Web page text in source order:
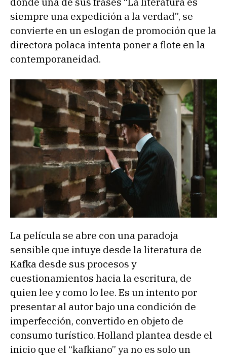
siempre una expedición a la verdad”, se
convierte en un eslogan de promoción que la
directora polaca intenta poner a flote en la
contemporaneidad.
La película se abre con una paradoja
sensible que intuye desde la literatura de
Kafka desde sus procesos y
cuestionamientos hacia la escritura, de
quien lee y como lo lee. Es un intento por
presentar al autor bajo una condición de
imperfección, convertido en objeto de
consumo turístico. Holland plantea desde el
inicio que el “kafkiano” ya no es solo un